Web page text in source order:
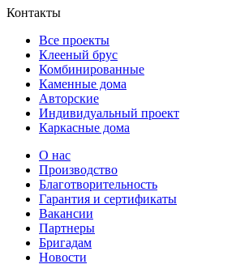
Контакты
Все проекты
Клееный брус
Комбинированные
Каменные дома
Авторские
Индивидуальный проект
Каркасные дома
О нас
Производство
Благотворительность
Гарантия и сертификаты
Вакансии
Партнеры
Бригадам
Новости